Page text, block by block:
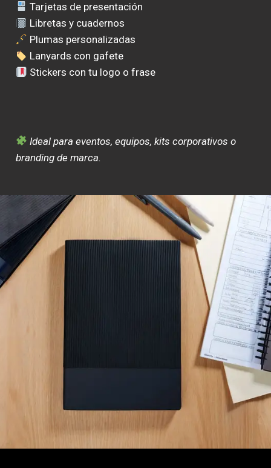
Tarjetas de presentación
Libretas y cuadernos
Plumas personalizadas
Lanyards con gafete
Stickers con tu logo o frase
Ideal para eventos, equipos, kits corporativos o
branding de marca.